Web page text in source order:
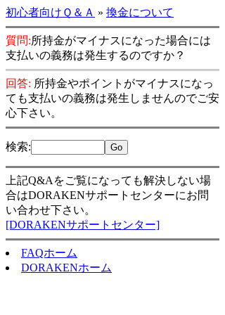
初心者向けＱ＆Ａ » 換金について
質問:所持金がマイナスになった場合には
支払いの義務は発生するのですか？
回答: 所持金やポイントがマイナスになっ
ても支払いの義務は発生しませんのでご安
心下さい。
検索:
上記Q&Aをご覧になっても解決しない場
合はDORAKENサポートセンターにお問
い合わせ下さい。
[DORAKENサポートセンター]
FAQホーム
DORAKENホーム